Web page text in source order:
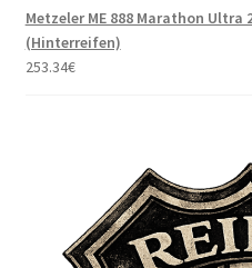
Metzeler ME 888 Marathon Ultra
(Hinterreifen)
253.34€